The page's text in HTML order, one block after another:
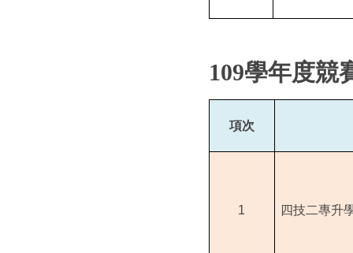
109學年度競
項次
1 四技二專升